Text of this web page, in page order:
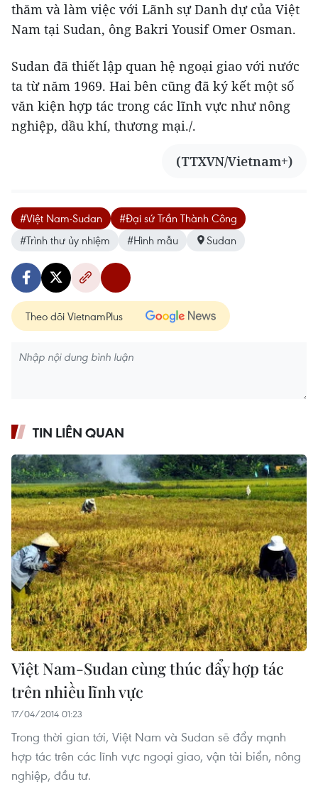
thăm và làm việc với Lãnh sự Danh dự của Việt
Nam tại Sudan, ông Bakri Yousif Omer Osman.
Sudan đã thiết lập quan hệ ngoại giao với nước
ta từ năm 1969. Hai bên cũng đã ký kết một số
văn kiện hợp tác trong các lĩnh vực như nông
nghiệp, dầu khí, thương mại./.
(TTXVN/Vietnam+)
#Việt Nam-Sudan
#Đại sứ Trần Thành Công
#Trình thư ủy nhiệm
#Hình mẫu Sudan
Theo dõi VietnamPlus
TIN LIÊN QUAN
Việt Nam-Sudan cùng thúc đẩy hợp tác
trên nhiều lĩnh vực
17/04/2014 01:23
Trong thời gian tới, Việt Nam và Sudan sẽ đẩy mạnh
hợp tác trên các lĩnh vực ngoại giao, vận tải biển, nông
nghiệp, đầu tư.